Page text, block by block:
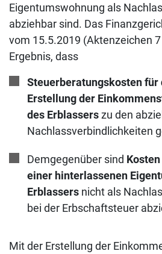
Eigentumswohnung als
abziehbar sind. Das
vom 15.5.2019 (Aktenzeichen
Ergebnis, dass
Steuerberatungskosten
Erstellung der
des Erblasserszu den
Nachlassverbindlichkeiten
Demgegenüber sind
einer hinterlassenen
Erblassers nicht als
bei der Erbschaftsteuer
Mit der Erstellung der